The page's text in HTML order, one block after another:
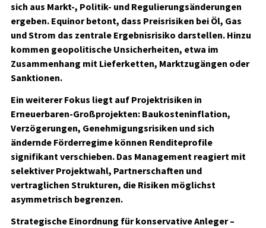
sich aus Markt-, Politik- und Regulierungsänderungen
ergeben. Equinor betont, dass Preisrisiken bei Öl, Gas
und Strom das zentrale Ergebnisrisiko darstellen. Hinzu
kommen geopolitische Unsicherheiten, etwa im
Zusammenhang mit Lieferketten, Marktzugängen oder
Sanktionen.
Ein weiterer Fokus liegt auf Projektrisiken in
Erneuerbaren-Großprojekten: Baukosteninflation,
Verzögerungen, Genehmigungsrisiken und sich
ändernde Förderregime können Renditeprofile
signifikant verschieben. Das Management reagiert mit
selektiver Projektwahl, Partnerschaften und
vertraglichen Strukturen, die Risiken möglichst
asymmetrisch begrenzen.
Strategische Einordnung für konservative Anleger –